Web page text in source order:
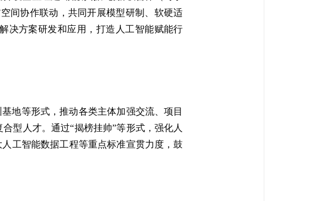
间协作联动，共同开展模型研制、软硬适
决方案研发和应用，打造人工智能赋能行
地等形式，推动各类主体加强交流、项目
型人才。通过“揭榜挂帅”等形式，强化人
工智能数据工程等重点标准宣贯力度，鼓